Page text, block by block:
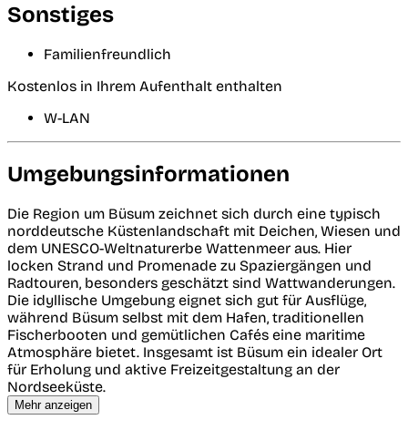
Sonstiges
Familienfreundlich
Kostenlos in Ihrem Aufenthalt enthalten
W-LAN
Umgebungsinformationen
Die Region um Büsum zeichnet sich durch eine typisch
norddeutsche Küstenlandschaft mit Deichen, Wiesen und
dem UNESCO-Weltnaturerbe Wattenmeer aus. Hier
locken Strand und Promenade zu Spaziergängen und
Radtouren, besonders geschätzt sind Wattwanderungen.
Die idyllische Umgebung eignet sich gut für Ausflüge,
während Büsum selbst mit dem Hafen, traditionellen
Fischerbooten und gemütlichen Cafés eine maritime
Atmosphäre bietet. Insgesamt ist Büsum ein idealer Ort
für Erholung und aktive Freizeitgestaltung an der
Nordseeküste.
Mehr anzeigen